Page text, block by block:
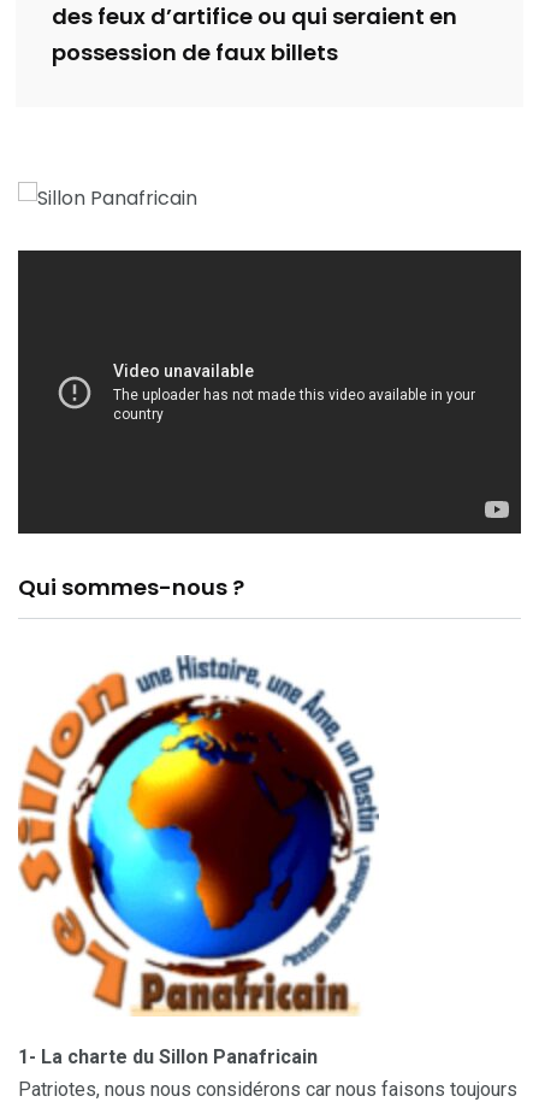
des feux d’artifice ou qui seraient en
possession de faux billets
Qui sommes-nous ?
1- La charte du Sillon Panafricain
Patriotes, nous nous considérons car nous faisons toujours